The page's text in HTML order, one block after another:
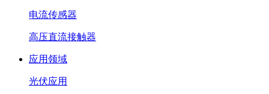
电流传感器
高压直流接触器
应用领域
光伏应用